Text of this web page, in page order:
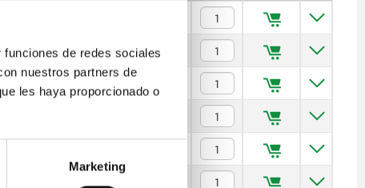
de redes sociales
nuestros partners de
les haya proporcionado o
Marketing
$25.03
$25.03